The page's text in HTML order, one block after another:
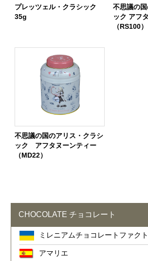
プレッツェル・クラシック
35g
不思議の
ック アフ
（RS100）
不思議の国のアリス・クラシ
ック アフタヌーンティー
（MD22）
CHOCOLATE チョコレート
ミレニアムチョコレートファク
アマリエ